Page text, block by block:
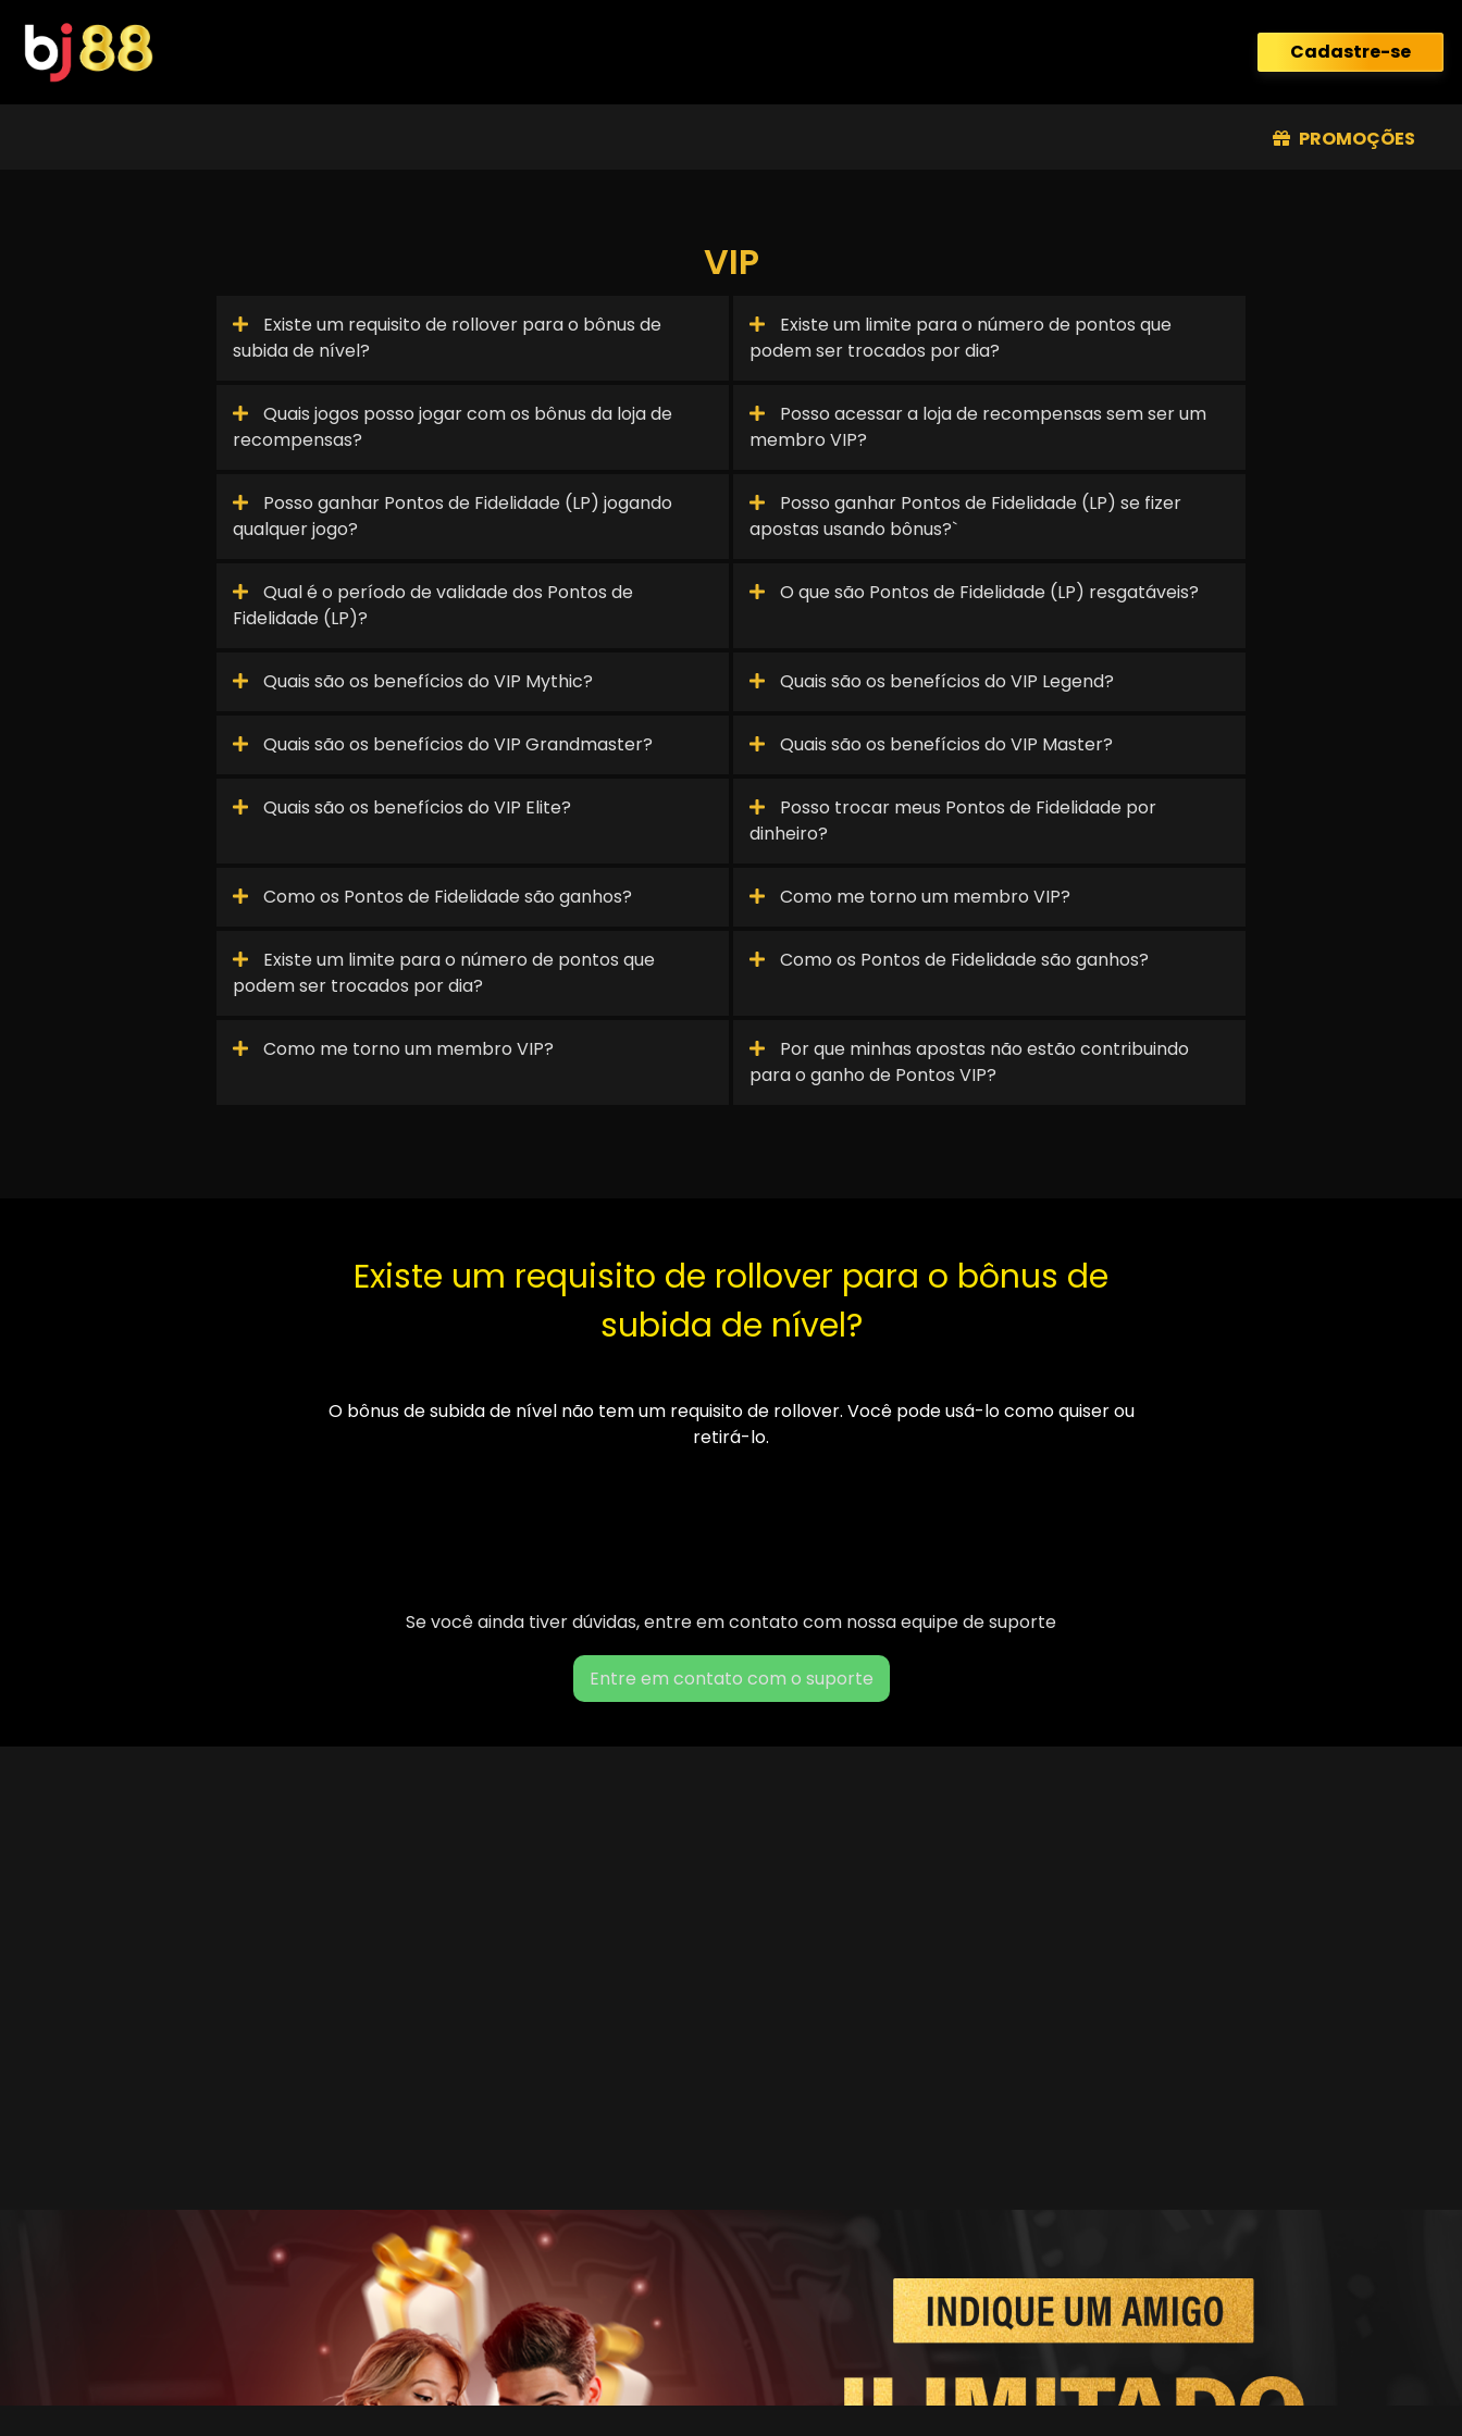
content
Cadastre-se
PROMOÇÕES
VIP
Existe um requisito de rollover para o bônus de
subida de nível?
Existe um limite para o número de pontos que
podem ser trocados por dia?
Quais jogos posso jogar com os bônus da loja de
recompensas?
Posso acessar a loja de recompensas sem ser um
membro VIP?
Posso ganhar Pontos de Fidelidade (LP) jogando
qualquer jogo?
Posso ganhar Pontos de Fidelidade (LP) se fizer
apostas usando bônus?`
Qual é o período de validade dos Pontos de
Fidelidade (LP)?
O que são Pontos de Fidelidade (LP) resgatáveis?
Quais são os benefícios do VIP Mythic? Quais são os benefícios do VIP Legend?
Quais são os benefícios do VIP Grandmaster? Quais são os benefícios do VIP Master?
Quais são os benefícios do VIP Elite?
Posso trocar meus Pontos de Fidelidade por
dinheiro?
Como os Pontos de Fidelidade são ganhos? Como me torno um membro VIP?
Existe um limite para o número de pontos que
podem ser trocados por dia?
Como os Pontos de Fidelidade são ganhos?
Como me torno um membro VIP?
Por que minhas apostas não estão contribuindo
para o ganho de Pontos VIP?
Existe um requisito de rollover para o bônus de
subida de nível?
O bônus de subida de nível não tem um requisito de rollover. Você pode usá-lo como quiser ou
retirá-lo.
Se você ainda tiver dúvidas, entre em contato com nossa equipe de suporte
Entre em contato com o suporte